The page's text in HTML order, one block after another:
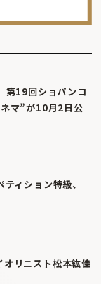
第19回ショパンコ
マ”が10月2日公
ィション特級、
リニスト松本紘佳